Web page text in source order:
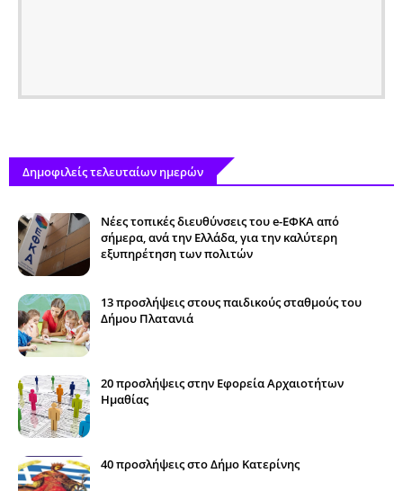
Δημοφιλείς τελευταίων ημερών
Νέες τοπικές διευθύνσεις του e-ΕΦΚΑ από
σήμερα, ανά την Ελλάδα, για την καλύτερη
εξυπηρέτηση των πολιτών
13 προσλήψεις στους παιδικούς σταθμούς του
Δήμου Πλατανιά
20 προσλήψεις στην Εφορεία Αρχαιοτήτων
Ημαθίας
40 προσλήψεις στο Δήμο Κατερίνης